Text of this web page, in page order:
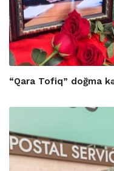
“Qara Tofiq” doğma